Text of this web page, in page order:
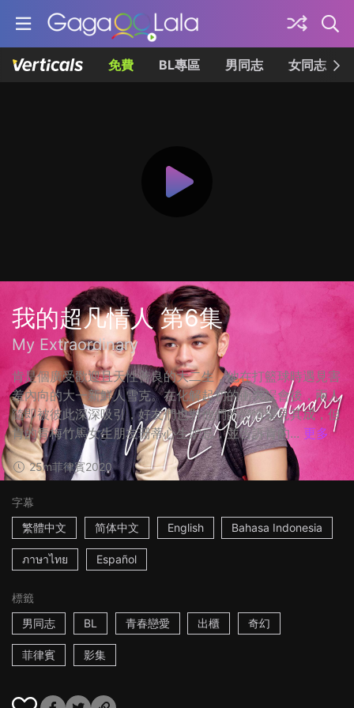
免費 BL專區 男同志 女同志
我的超凡情人 第6集
My Extraordinary
肯是個廣受歡迎且天性善良的大二生，他在打籃球時遇見害
羞內向的大一新鮮人雪克。在化解起初的衝突誤會後，兩人
隨即被彼此深深吸引，好友們也對他們的戀情樂見其成，但
肯的青梅竹馬女生朋友珊蒂心生妒忌，並告訴肯的... 更多
25m菲律賓2020
字幕
繁體中文
简体中文 English Bahasa Indonesia
ภาษาไทย Español
標籤
男同志
BL 青春戀愛 出櫃 奇幻
菲律賓 影集